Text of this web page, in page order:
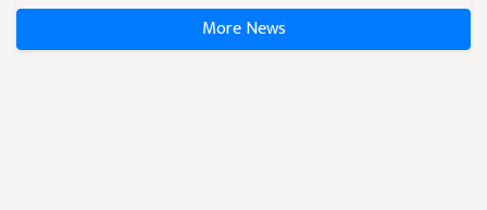
More News